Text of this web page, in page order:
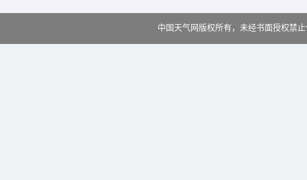
中国天气网版权所有，未经书面授权